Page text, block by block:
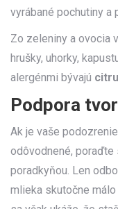
vyrábané pochutiny a
Zo zeleniny a ovocia
hrušky, uhorky,
alergénmi bývajú
Podpora
Ak je vaše
odôvodnené, poraďte
poradkyňou. Len
mlieka skutočne